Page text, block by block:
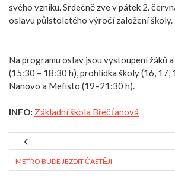
svého vzniku. Srdečně zve v pátek 2.
oslavu půlstoletého výročí založení školy.
Na programu oslav jsou vystoupení žáků
(15:30 – 18:30 h), prohlídka školy (16, 17,
Nanovo a Mefisto (19–21:30 h).
INFO: Základní škola Břečťanová
METRO BUDE JEZDIT ČASTĚJI